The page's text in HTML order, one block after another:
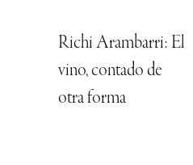
Richi Arambarri: El
vino, contado de
otra forma